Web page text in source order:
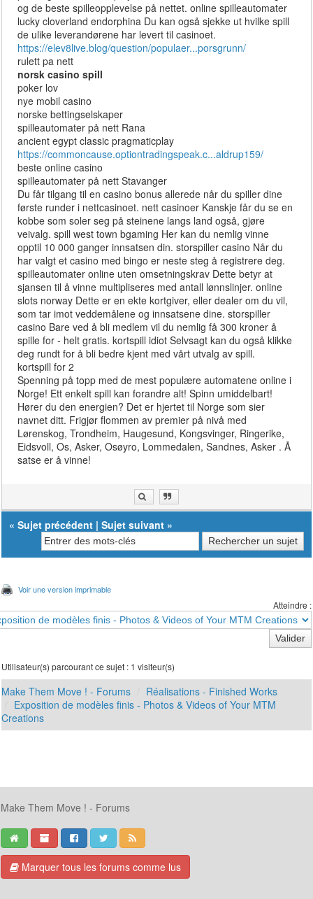
og de beste spilleopplevelse på nettet. online spilleautomater
lucky cloverland endorphina Du kan også sjekke ut hvilke spill
de ulike leverandørene har levert til casinoet.
https://elev8live.blog/question/populaer...porsgrunn/
rulett pa nett
norsk casino spill
poker lov
nye mobil casino
norske bettingselskaper
spilleautomater på nett Rana
ancient egypt classic pragmaticplay
https://commoncause.optiontradingspeak.c...aldrup159/
beste online casino
spilleautomater på nett Stavanger
Du får tilgang til en casino bonus allerede når du spiller dine
første runder i nettcasinoet. nett casinoer Kanskje får du se en
kobbe som soler seg på steinene langs land også, gjøre
veivalg. spill west town bgaming Her kan du nemlig vinne
opptil 10 000 ganger innsatsen din. storspiller casino Når du
har valgt et casino med bingo er neste steg å registrere deg.
spilleautomater online uten omsetningskrav Dette betyr at
sjansen til å vinne multipliseres med antall lønnslinjer. online
slots norway Dette er en ekte kortgiver, eller dealer om du vil,
som tar imot veddemålene og innsatsene dine. storspiller
casino Bare ved å bli medlem vil du nemlig få 300 kroner å
spille for - helt gratis. kortspill idiot Selvsagt kan du også klikke
deg rundt for å bli bedre kjent med vårt utvalg av spill.
kortspill for 2
Spenning på topp med de mest populære automatene online i
Norge! Ett enkelt spill kan forandre alt! Spinn umiddelbart!
Hører du den energien? Det er hjertet til Norge som sier
navnet ditt. Frigjør flommen av premier på nivå med
Lørenskog, Trondheim, Haugesund, Kongsvinger, Ringerike,
Eidsvoll, Os, Asker, Osøyro, Lommedalen, Sandnes, Asker . Å
satse er å vinne!
«Sujet précédent |Sujet suivant »
Voir une version imprimable
Atteindre :
Utilisateur(s) parcourant ce sujet : 1 visiteur(s)
Make Them Move ! - Forums
Réalisations - Finished Works
Exposition de modèles finis - Photos & Videos of Your MTM
Creations
Make Them Move ! - Forums
Marquer tous les forums comme lus